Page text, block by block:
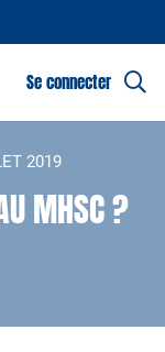
Se connecter
2019
MHSC ?